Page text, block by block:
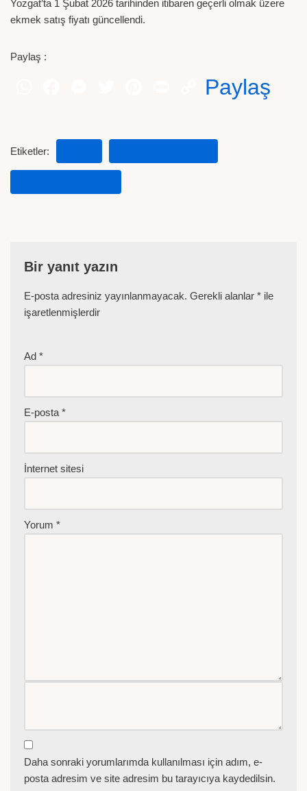
Yozgat’ta 1 Şubat 2026 tarihinden itibaren geçerli olmak üzere
ekmek satış fiyatı güncellendi.
Paylaş :
Paylaş
Etiketler:
Bir yanıt yazın
E-posta adresiniz yayınlanmayacak. Gerekli alanlar * ile
işaretlenmişlerdir
Ad *
E-posta *
İnternet sitesi
Yorum *
Daha sonraki yorumlarımda kullanılması için adım, e-
posta adresim ve site adresim bu tarayıcıya kaydedilsin.